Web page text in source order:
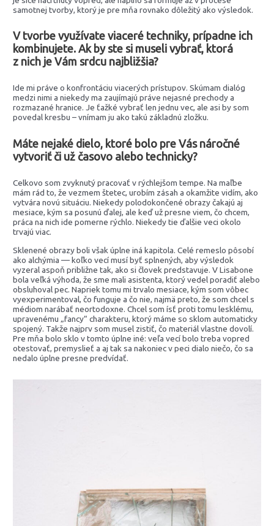
samotnej tvorby, ktorý je pre mňa rovnako dôležitý ako výsledok.
V tvorbe využívate viaceré techniky, prípadne ich
kombinujete. Ak by ste si museli vybrať, ktorá
z nich je Vám srdcu najbližšia?
Ide mi práve o konfrontáciu viacerých prístupov. Skúmam dialóg
medzi nimi a niekedy ma zaujímajú práve nejasné prechody a
rozmazané hranice. Je ťažké vybrať len jednu vec, ale asi by som
povedal kresbu – vnímam ju ako takú základnú zložku.
Máte nejaké dielo, ktoré bolo pre Vás náročné
vytvoriť či už časovo alebo technicky?
Celkovo som zvyknutý pracovať v rýchlejšom tempe. Na maľbe
mám rád to, že vezmem štetec, urobím zásah a okamžite vidím, ako
vytvára novú situáciu. Niekedy polodokončené obrazy čakajú aj
mesiace, kým sa posunú ďalej, ale keď už presne viem, čo chcem,
práca na nich ide pomerne rýchlo. Niekedy tie ďalšie veci okolo
trvajú viac.
Sklenené obrazy boli však úplne iná kapitola. Celé remeslo pôsobí
ako alchýmia — koľko vecí musí byť splnených, aby výsledok
vyzeral aspoň približne tak, ako si človek predstavuje. V Lisabone
bola veľká výhoda, že sme mali asistenta, ktorý vedel poradiť alebo
obsluhoval pec. Napriek tomu mi trvalo mesiace, kým som vôbec
vyexperimentoval, čo funguje a čo nie, najmä preto, že som chcel s
médiom narábať neortodoxne. Chcel som ísť proti tomu lesklému,
upravenému „fancy“ charakteru, ktorý máme so sklom automaticky
spojený. Takže najprv som musel zistiť, čo materiál vlastne dovolí.
Pre mňa bolo sklo v tomto úplne iné: veľa vecí bolo treba vopred
otestovať, premyslieť a aj tak sa nakoniec v peci dialo niečo, čo sa
nedalo úplne presne predvídať.